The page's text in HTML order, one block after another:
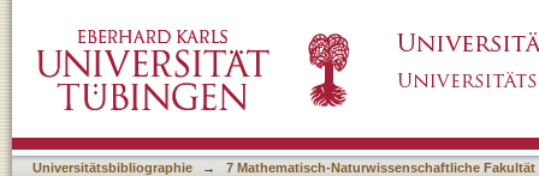
Universitätsbibliographie → 7 Mathematisch-Naturwissenschaftliche Fakultät